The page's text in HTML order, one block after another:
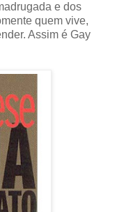
e dos
quem vive,
Assim é Gay